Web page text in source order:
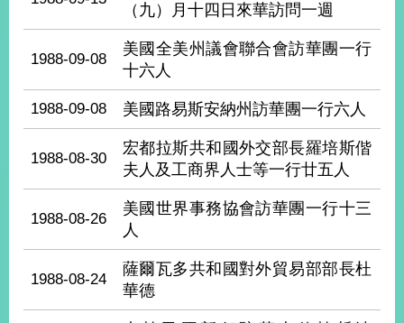
中
外
資
國
與
地
（九）月十四日來華訪問一週
1988-09-08
美國全美州議會聯合會訪華團一行
十六人
1988-09-08 美國路易斯安納州訪華團一行六人
1988-08-30
宏都拉斯共和國外交部長羅培斯偕
夫人及工商界人士等一行廿五人
1988-08-26
美國世界事務協會訪華團一行十三
人
1988-08-24
薩爾瓦多共和國對外貿易部部長杜
華德